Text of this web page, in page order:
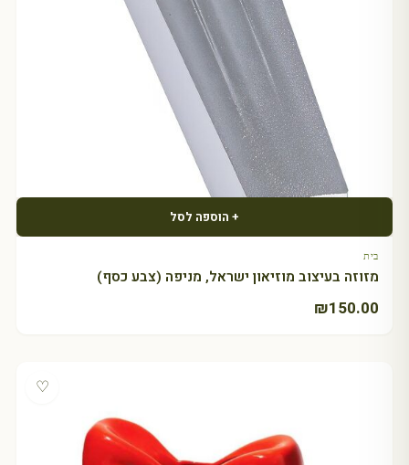
+ הוספה לסל
בית
מזוזה בעיצוב מוזיאון ישראל, מניפה (צבע כסף)
₪150.00
♡